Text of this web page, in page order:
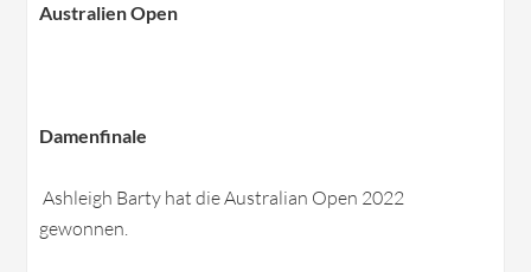
Australien Open
Damenfinale
Ashleigh Barty hat die Australian Open 2022
gewonnen.